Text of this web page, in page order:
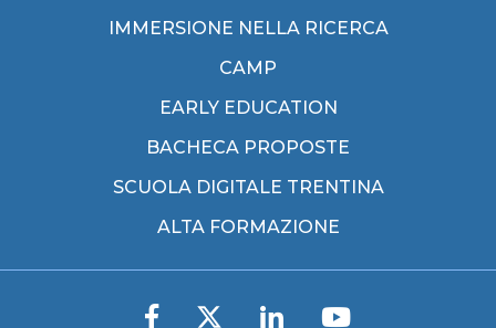
IMMERSIONE NELLA RICERCA
CAMP
EARLY EDUCATION
BACHECA PROPOSTE
SCUOLA DIGITALE TRENTINA
ALTA FORMAZIONE